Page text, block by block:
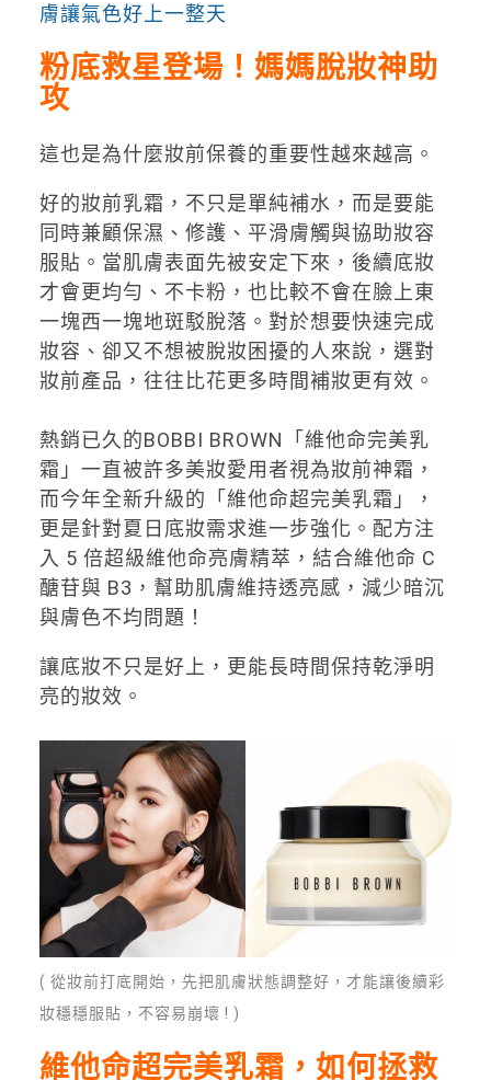
膚讓氣色好上一整天
粉底救星登場！媽媽脫妝神助
攻
這也是為什麼妝前保養的重要性越來越高。
好的妝前乳霜，不只是單純補水，而是要能
同時兼顧保濕、修護、平滑膚觸與協助妝容
服貼。當肌膚表面先被安定下來，後續底妝
才會更均勻、不卡粉，也比較不會在臉上東
一塊西一塊地斑駁脫落。對於想要快速完成
妝容、卻又不想被脫妝困擾的人來說，選對
妝前產品，往往比花更多時間補妝更有效。
熱銷已久的BOBBI BROWN「維他命完美乳
霜」一直被許多美妝愛用者視為妝前神霜，
而今年全新升級的「維他命超完美乳霜」，
更是針對夏日底妝需求進一步強化。配方注
入 5 倍超級維他命亮膚精萃，結合維他命 C
醣苷與 B3，幫助肌膚維持透亮感，減少暗沉
與膚色不均問題！
讓底妝不只是好上，更能長時間保持乾淨明
亮的妝效。
( 從妝前打底開始，先把肌膚狀態調整好，才能讓後續彩
妝穩穩服貼，不容易崩壞 ! )
維他命超完美乳霜，如何拯救